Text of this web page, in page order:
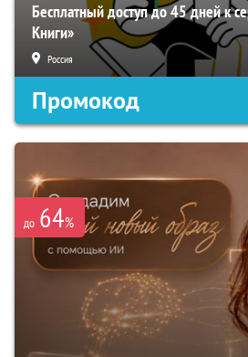
Бесплатный доступ до 45 дней к
Книги»
Россия
Промокод
до 64%